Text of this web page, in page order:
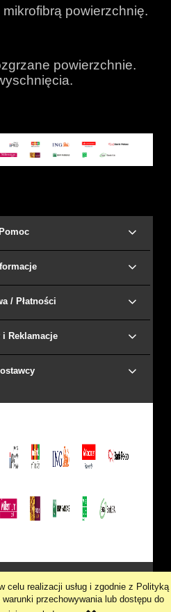
celu realizacji usług i zgodnie z Polityką
przechowywania lub dostępu do
powierzchnię.
powierzchnie.
Pomoc
/ Płatności
i Reklamacje
wersję strony